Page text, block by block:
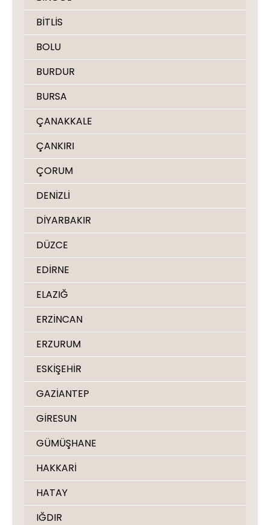
BİTLİS
BOLU
BURDUR
BURSA
ÇANAKKALE
ÇANKIRI
ÇORUM
DENİZLİ
DİYARBAKIR
DÜZCE
EDİRNE
ELAZIĞ
ERZİNCAN
ERZURUM
ESKİŞEHİR
GAZİANTEP
GİRESUN
GÜMÜŞHANE
HAKKARİ
HATAY
IĞDIR